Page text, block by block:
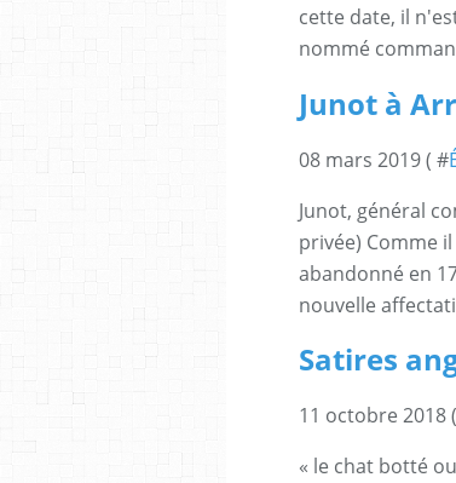
cette date, il
nommé
Junot à
08 mars 2019 ( #
Junot, général
privée) Comme
abandonné en
nouvelle
Satires
11 octobre 2018
« le chat botté